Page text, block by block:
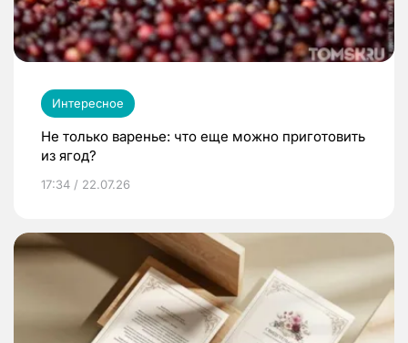
Интересное
Не только варенье: что еще можно приготовить
из ягод?
17:34 / 22.07.26